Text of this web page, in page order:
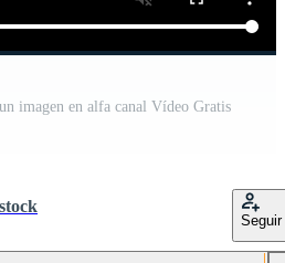
imagen en alfa canal Vídeo Gratis
Seguir